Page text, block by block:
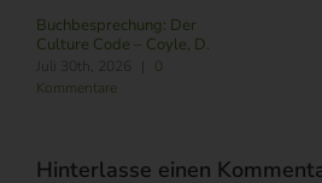
Kommentar